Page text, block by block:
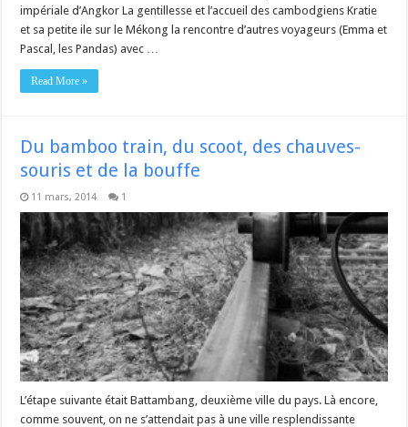
impériale d’Angkor La gentillesse et l’accueil des cambodgiens Kratie
et sa petite ile sur le Mékong la rencontre d’autres voyageurs (Emma et
Pascal, les Pandas) avec …
Read More »
Du bamboo train, du scoot, des chauves-
souris et de la bouffe
11 mars, 2014 1
L’étape suivante était Battambang, deuxième ville du pays. Là encore,
comme souvent, on ne s’attendait pas à une ville resplendissante